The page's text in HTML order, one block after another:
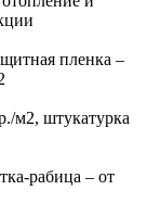
пленка –
м2, штукатурка
рабица – от